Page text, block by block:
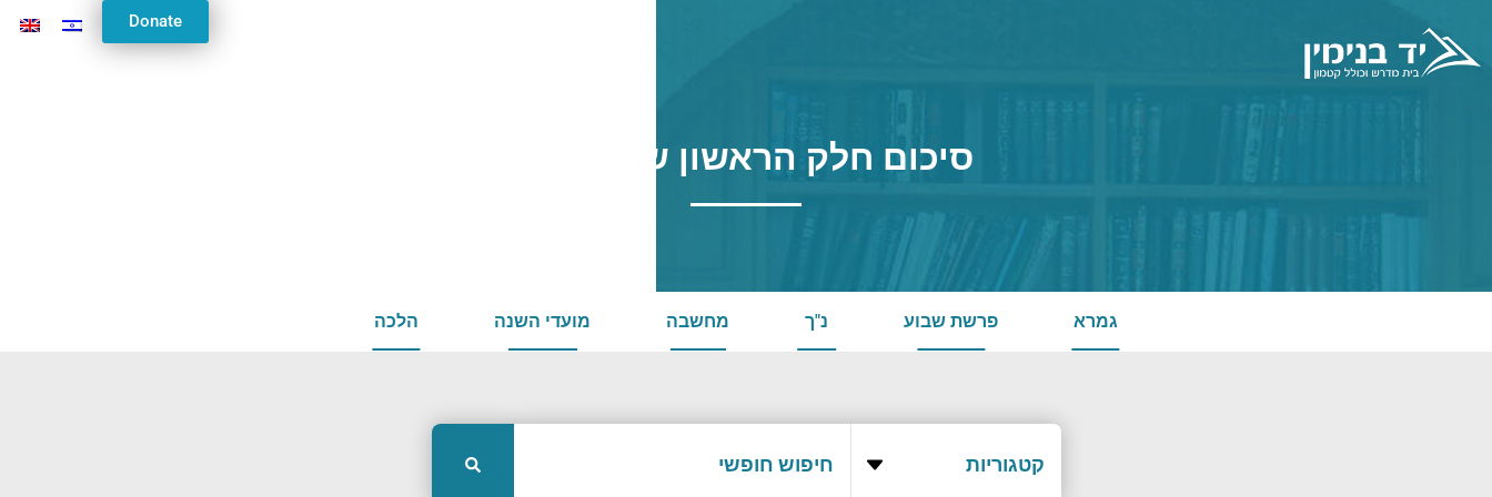
Donate
סיכום חלק הראשון של הספר
גמרא פרשת שבוע נ"ך מחשבה מועדי השנה הלכה
קטגוריות